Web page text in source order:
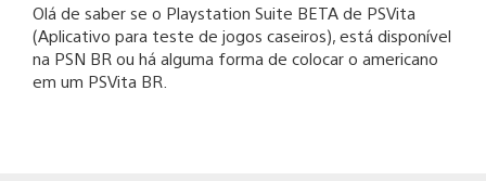
Olá de saber se o Playstation Suite BETA de PSVita
(Aplicativo para teste de jogos caseiros), está disponível
na PSN BR ou há alguma forma de colocar o americano
em um PSVita BR.